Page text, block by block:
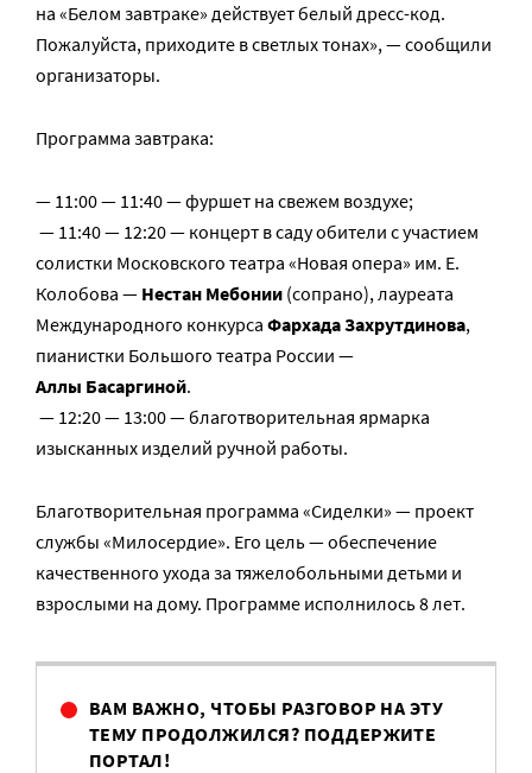
на «Белом завтраке» действует белый дресс-код.
Пожалуйста, приходите в светлых тонах», — сообщили
организаторы.
Программа завтрака:
— 11:00 — 11:40 — фуршет на свежем воздухе;
— 11:40 — 12:20 — концерт в саду обители с участием
солистки Московского театра «Новая опера» им. Е.
Колобова — Нестан Мебонии (сопрано), лауреата
Международного конкурса Фархада Захрутдинова,
пианистки Большого театра России —
Аллы Басаргиной.
— 12:20 — 13:00 — благотворительная ярмарка
изысканных изделий ручной работы.
Благотворительная программа «Сиделки» — проект
службы «Милосердие». Его цель — обеспечение
качественного ухода за тяжелобольными детьми и
взрослыми на дому. Программе исполнилось 8 лет.
ВАМ ВАЖНО, ЧТОБЫ РАЗГОВОР НА ЭТУ
ТЕМУ ПРОДОЛЖИЛСЯ? ПОДДЕРЖИТЕ
ПОРТАЛ!